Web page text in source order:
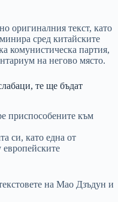
оригиналния текст, като
сред китайските
комунистическа партия,
на негово място.
те ще бъдат
приспособените към
си, като една от
на Мао Дзъдун и